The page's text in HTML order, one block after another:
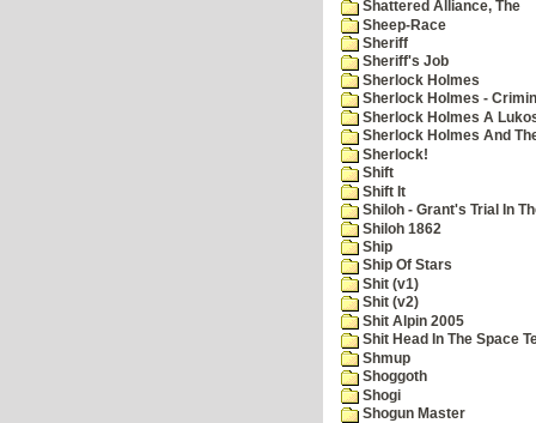
Shattered Alliance, The
Sheep-Race
Sheriff
Sheriff's Job
Sherlock Holmes
Sherlock Holmes -
Sherlock Holmes A
Sherlock Holmes And
Sherlock!
Shift
Shift It
Shiloh - Grant's Trial In
Shiloh 1862
Ship
Ship Of Stars
Shit (v1)
Shit (v2)
Shit Alpin 2005
Shit Head In The Space
Shmup
Shoggoth
Shogi
Shogun Master